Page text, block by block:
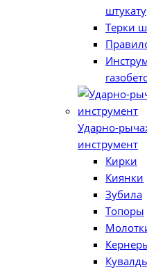
Терки
Ударно-
инструмент
Кирки
Киянки
Зубила
Топоры